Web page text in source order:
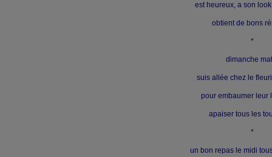
est heureux, a son
obtient de bons
*
dimanche
suis allée chez le
pour embaumer leur
apaiser tous les
*
un bon repas le midi